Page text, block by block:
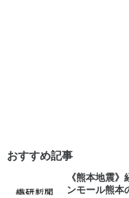
おすすめ記事
《熊本地震
ンモール熊本